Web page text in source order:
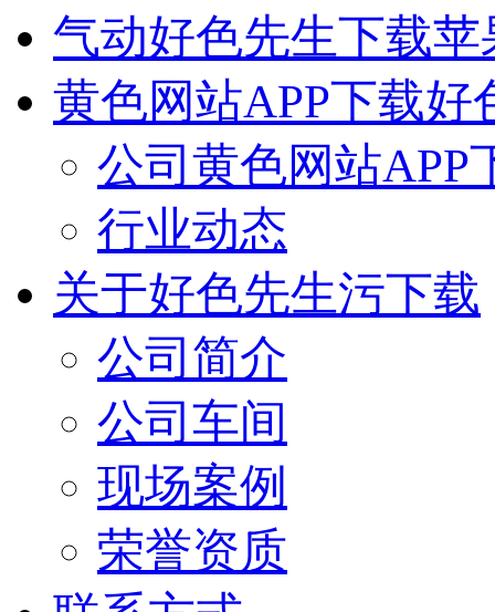
气动好色先生下载
黄色网站APP下载好
公司黄色网站APP
行业动态
关于好色先生污下载
公司简介
公司车间
现场案例
荣誉资质